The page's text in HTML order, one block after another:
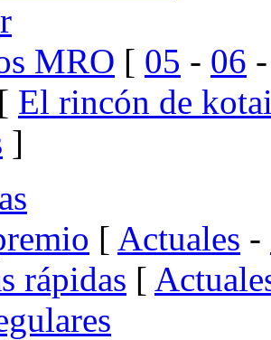
MRO [ 05 - 06
[ El rincón de
]
[ Actuales -
rápidas [